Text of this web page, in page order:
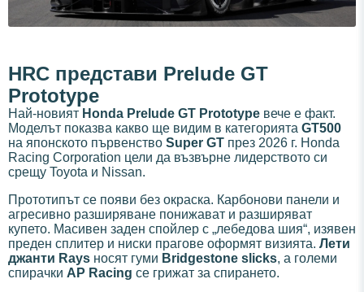
HRC представи Prelude GT
Prototype
Най-новият Honda Prelude GT Prototype вече е факт.
Моделът показва какво ще видим в категорията GT500
на японското първенство Super GT през 2026 г. Honda
Racing Corporation цели да възвърне лидерството си
срещу Toyota и Nissan.
Прототипът се появи без окраска. Карбонови панели и
агресивно разширяване понижават и разширяват
купето. Масивен заден спойлер с „лебедова шия“, изявен
преден сплитер и ниски прагове оформят визията. Лети
джанти Rays носят гуми Bridgestone slicks, а големи
спирачки AP Racing се грижат за спирането.